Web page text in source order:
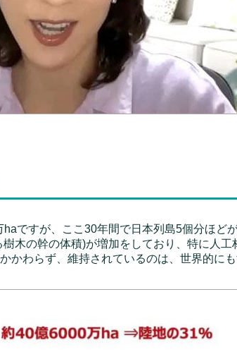
ですが、ここ30年間で日本列島5個分ほど
木の幹の体積)が増加をしており、特に人工
かわらず、維持されているのは、世界的にも